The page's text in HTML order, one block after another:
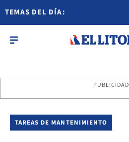
TEMAS DEL DÍA:
PUBLICIDAD
TAREAS DE MANTENIMIENTO